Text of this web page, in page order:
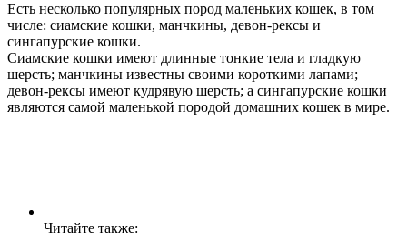
Есть несколько популярных пород маленьких кошек, в том
числе: сиамские кошки, манчкины, девон-рексы и
сингапурские кошки.
Сиамские кошки имеют длинные тонкие тела и гладкую
шерсть; манчкины известны своими короткими лапами;
девон-рексы имеют кудрявую шерсть; а сингапурские кошки
являются самой маленькой породой домашних кошек в мире.
Читайте также: